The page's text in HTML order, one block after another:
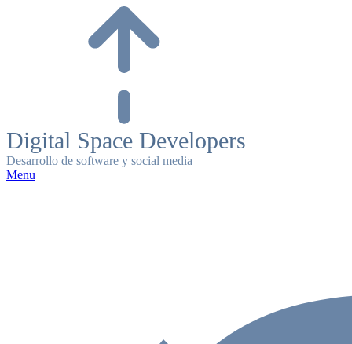
Digital Space Developers
Desarrollo de software y social media
Menu